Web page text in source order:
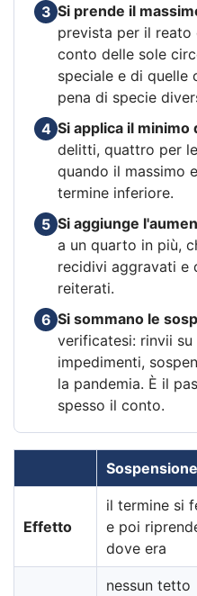
3 Si prende il
prevista per il reato
conto delle sole
speciale e di quelle
pena di specie
4 Si applica il minimo
delitti, quattro per
quando il massimo
termine inferiore.
5 Si aggiunge
a un quarto in più,
recidivi aggravati e
reiterati.
6 Si sommano le
verificatesi: rinvii
impedimenti,
la pandemia. È il
spesso il conto.
Sospensione
Effetto
il termine si
e poi
dove era
nessun tetto